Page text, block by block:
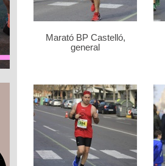
Marató BP Castelló,
general